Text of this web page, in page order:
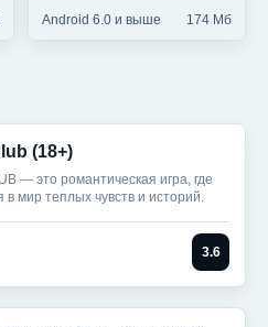
Android 6.0 и выше 174 Мб
(18+)
— это романтическая игра, где
в мир теплых чувств и историй.
3.6